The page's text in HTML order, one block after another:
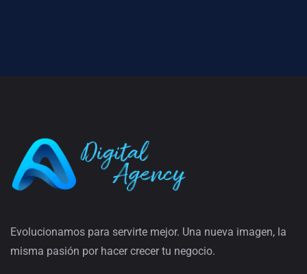
Evolucionamos para servirte mejor. Una nueva imagen, la
misma pasión por hacer crecer tu negocio.